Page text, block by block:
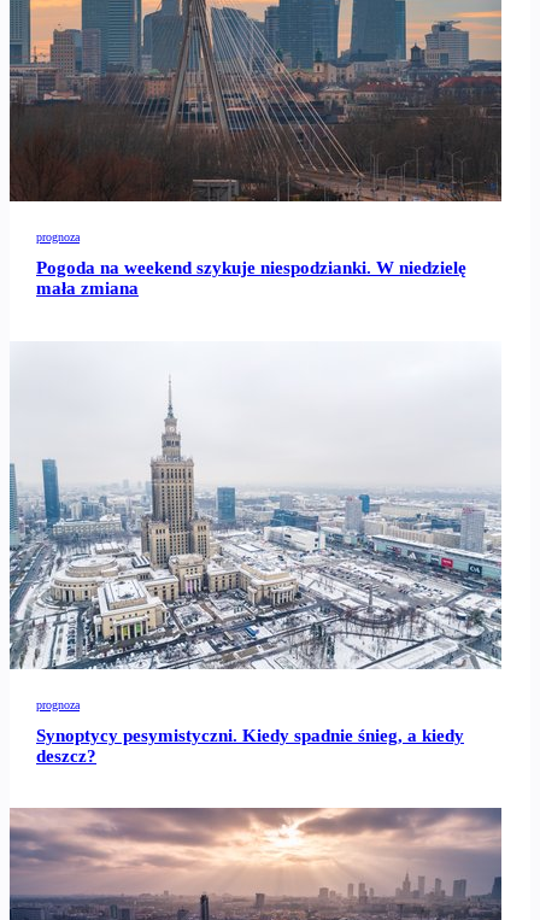
prognoza
Pogoda na weekend szykuje niespodzianki. W niedzielę
mała zmiana
prognoza
Synoptycy pesymistyczni. Kiedy spadnie śnieg, a kiedy
deszcz?